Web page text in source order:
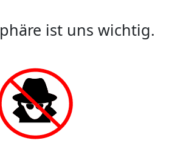
ist uns wichtig.